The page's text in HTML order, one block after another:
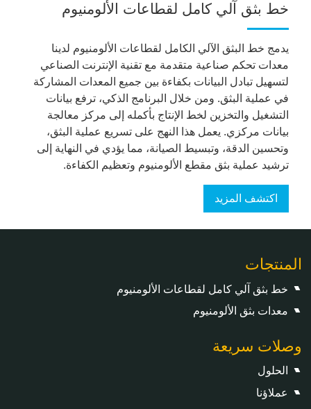
خط بثق آلي كامل لقطاعات الألومنيوم
يدمج خط البثق الآلي الكامل لقطاعات الألومنيوم لدينا
معدات تحكم صناعية متقدمة مع تقنية الإنترنت الصناعي
لتسهيل تبادل البيانات بكفاءة بين جميع المعدات المشاركة
في عملية البثق. ومن خلال البرنامج الذكي، ترفع بيانات
التشغيل والتخزين لخط الإنتاج بأكمله إلى مركز معالجة
بيانات مركزي. يعمل هذا النهج على تسريع عملية البثق،
وتحسين الدقة، وتبسيط الصيانة، مما يؤدي في النهاية إلى
ترشيد عملية بثق مقطع الألومنيوم وتعظيم الكفاءة.
اكتشف المزيد
المنتجات
خط بثق آلي كامل لقطاعات الألومنيوم
معدات بثق الألومنيوم
وصلات سريعة
الحلول
عملاؤنا